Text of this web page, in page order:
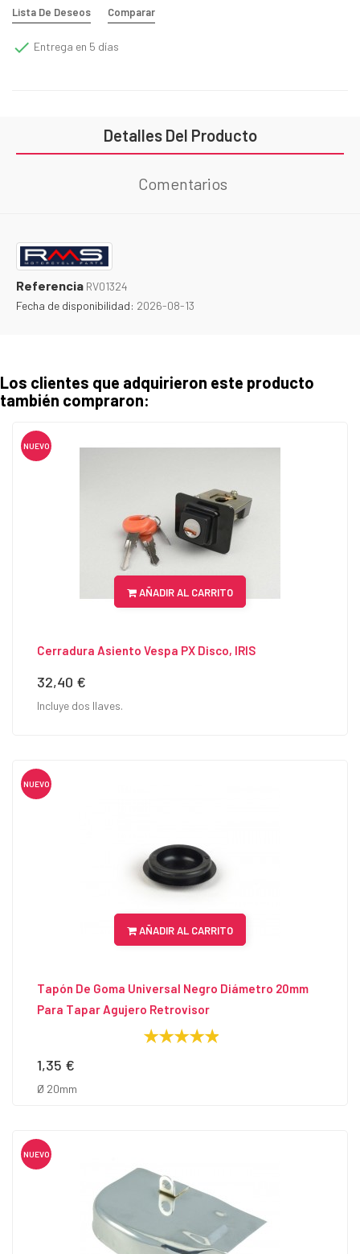
Lista De Deseos Comparar
 Entrega en 5 días
Detalles Del Producto
Comentarios
Referencia RV01324
Fecha de disponibilidad: 2026-08-13
Los clientes que adquirieron este producto
también compraron:
NUEVO
AÑADIR AL CARRITO
Cerradura Asiento Vespa PX Disco, IRIS
Precio
32,40 €
Incluye dos llaves.
NUEVO
AÑADIR AL CARRITO
Tapón De Goma Universal Negro Diámetro 20mm
Para Tapar Agujero Retrovisor
Precio
1,35 €
Ø 20mm
NUEVO